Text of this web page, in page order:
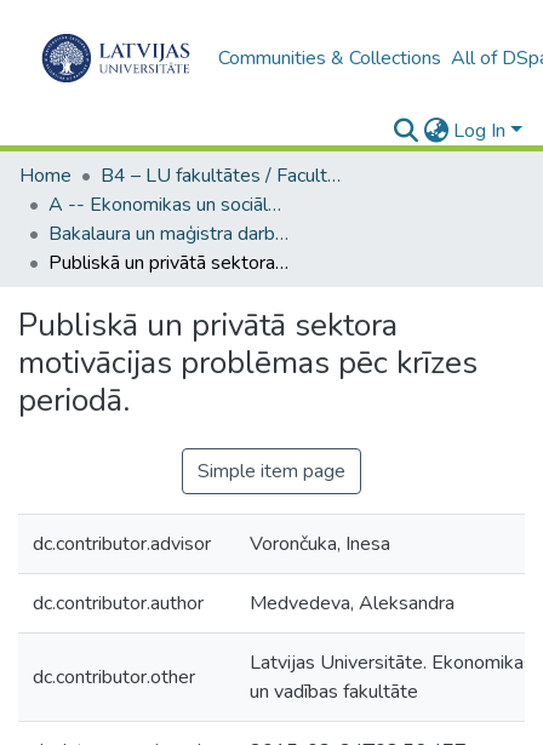
Communities & Collections All of
Log In
Home
B4 – LU fakultātes / Faculties of the UL
A -- Ekonomikas un sociālo zinātņu fakultāte / Faculty of Economics and Social Sciences
Bakalaura un maģistra darbi (ESZF) / Bachelor's and Master's theses
Publiskā un privātā sektora motivācijas problēmas pēc krīzes periodā.
Publiskā un privātā sektora
motivācijas problēmas pēc krīzes
periodā.
Simple item page
dc.contributor.advisor Vorončuka, Inesa
dc.contributor.author Medvedeva, Aleksandra
dc.contributor.other
Latvijas Universitāte. Ekonomikas
un vadības fakultāte